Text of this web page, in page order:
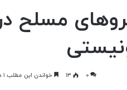
مسلح
۰ ۱۳ خواندن این مطلب ۱ دقیقه زمان میبرد